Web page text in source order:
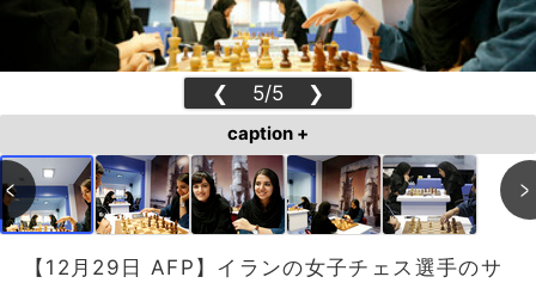
❮ 5/5 ❯
caption +
【12月29日 AFP】イランの女子チェス選手のサ